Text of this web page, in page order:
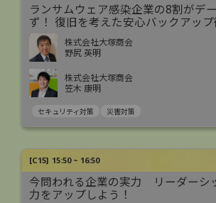
ランサムウェア感染企業の8割がデ
ず！ 復旧を考えた安心バックアップ
株式会社大塚商会
野尻 英明
株式会社大塚商会
笠木 康明
セキュリティ対策 災害対策
[C15] 15:50 ~ 16:50
今問われる企業の実力 リーダーシ
力をアップしよう！